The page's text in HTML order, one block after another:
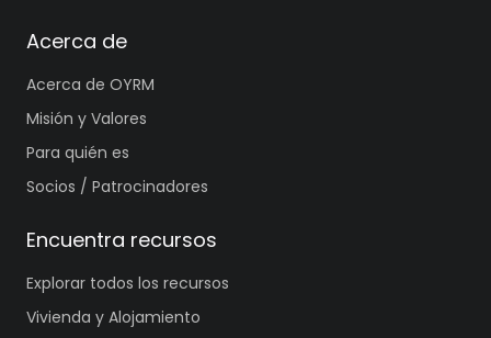
Acerca de
Acerca de OYRM
Misión y Valores
Para quién es
Socios / Patrocinadores
Encuentra recursos
Explorar todos los recursos
Vivienda y Alojamiento